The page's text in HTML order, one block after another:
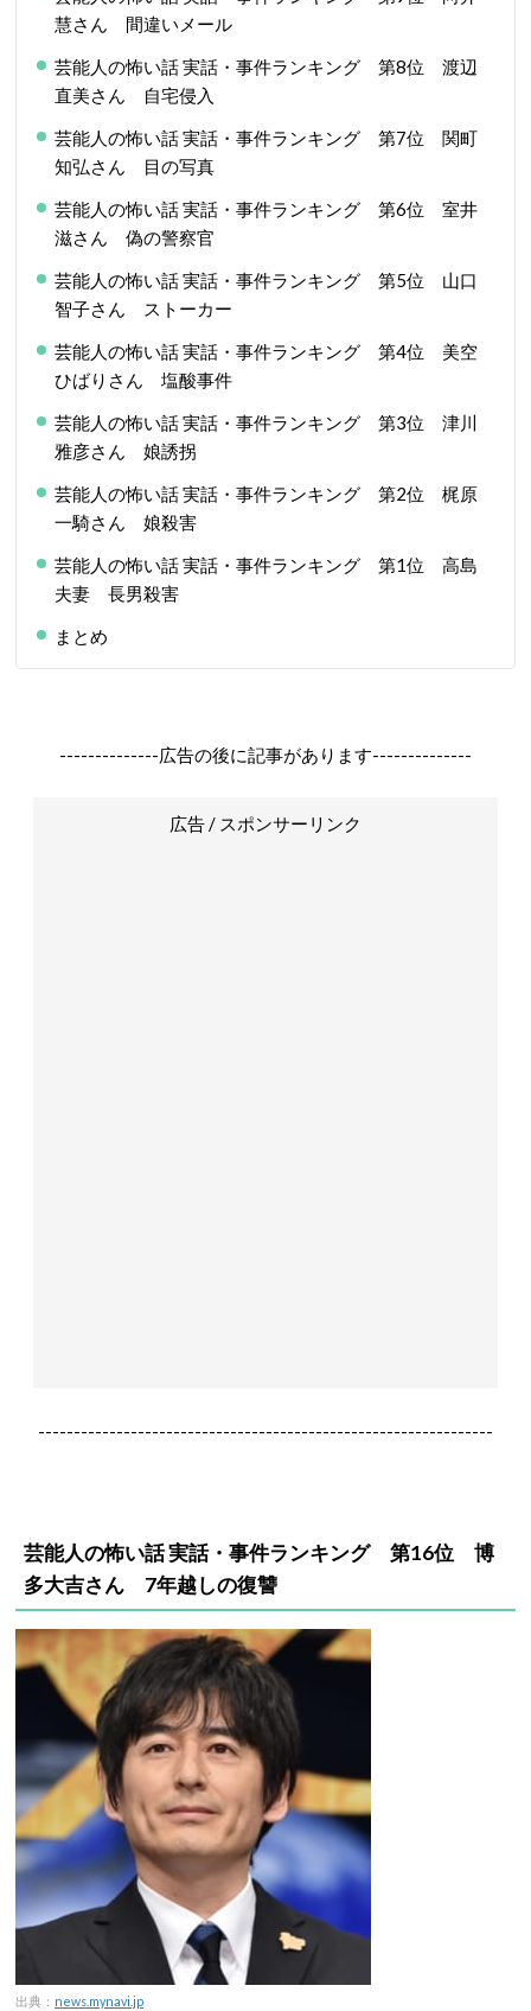
慧さん 間違いメール
芸能人の怖い話 実話・事件ランキング 第8位 渡辺
直美さん 自宅侵入
芸能人の怖い話 実話・事件ランキング 第7位 関町
知弘さん 目の写真
芸能人の怖い話 実話・事件ランキング 第6位 室井
滋さん 偽の警察官
芸能人の怖い話 実話・事件ランキング 第5位 山口
智子さん ストーカー
芸能人の怖い話 実話・事件ランキング 第4位 美空
ひばりさん 塩酸事件
芸能人の怖い話 実話・事件ランキング 第3位 津川
雅彦さん 娘誘拐
芸能人の怖い話 実話・事件ランキング 第2位 梶原
一騎さん 娘殺害
芸能人の怖い話 実話・事件ランキング 第1位 高島
夫妻 長男殺害
まとめ
--------------広告の後に記事があります--------------
広告 / スポンサーリンク
----------------------------------------------------------------
芸能人の怖い話 実話・事件ランキング 第16位 博
多大吉さん 7年越しの復讐
出典： news.mynavi.jp